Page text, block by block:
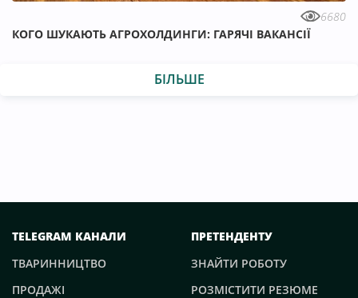
6680
КОГО ШУКАЮТЬ АГРОХОЛДИНГИ: ГАРЯЧІ ВАКАНСІЇ
БІЛЬШЕ
TELEGRAM КАНАЛИ
ТВАРИННИЦТВО
ПРОДАЖІ
ПРЕТЕНДЕНТУ
ЗНАЙТИ РОБОТУ
РОЗМІСТИТИ РЕЗЮМЕ